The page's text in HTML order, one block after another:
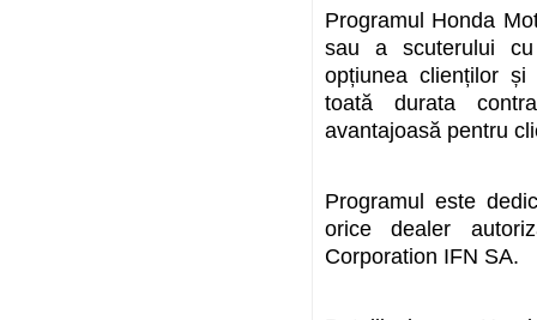
Programul Honda
sau a scuterului
opțiunea clienților și
toată durata
avantajoasă pentru
Programul este
orice dealer
Corporation IFN SA.